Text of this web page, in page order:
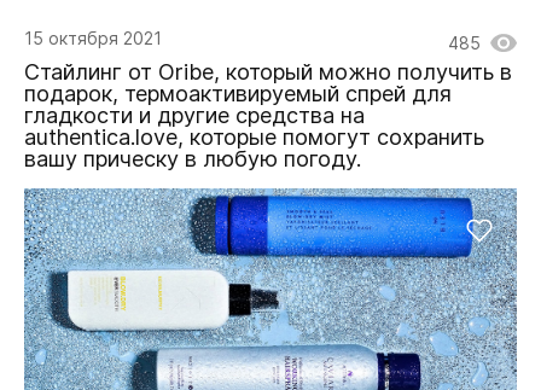
15 октября 2021 485
Стайлинг от Oribe, который можно получить в
подарок, термоактивируемый спрей для
гладкости и другие средства на
authentica.love, которые помогут сохранить
вашу прическу в любую погоду.